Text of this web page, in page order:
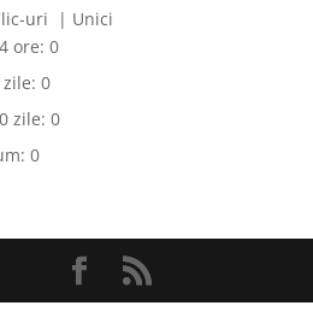
uri | Unici
ore:0
zile:0
zile:0
0